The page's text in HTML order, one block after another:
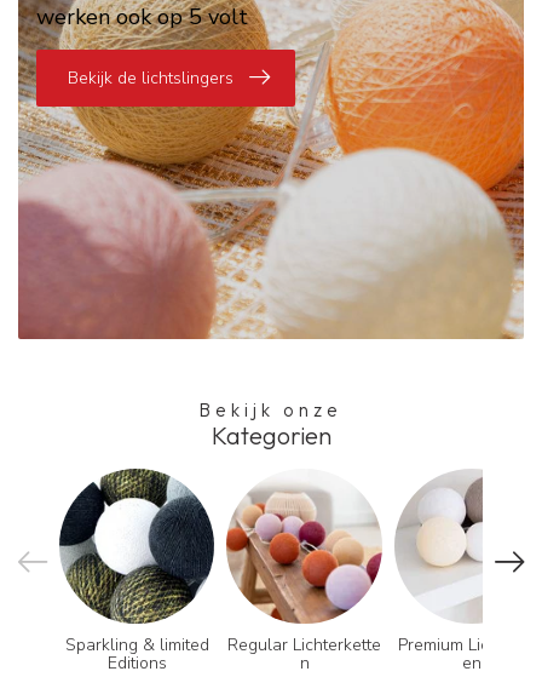
werken ook op 5 volt
Bekijk de lichtslingers
Bekijk onze
Kategorien
Sparkling & limited
Editions
Regular Lichterkette
n
Premium
en